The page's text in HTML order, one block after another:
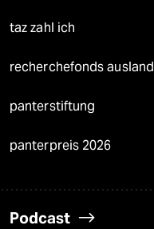
taz zahl ich
recherchefonds ausland
panterstiftung
panterpreis 2026
Podcast